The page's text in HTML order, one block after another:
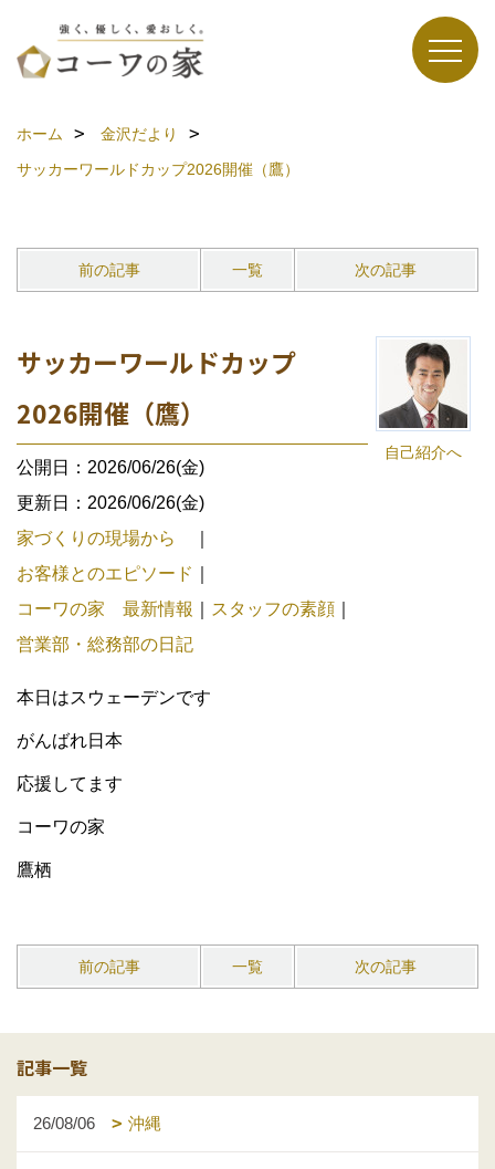
ホーム
金沢だより
サッカーワールドカップ2026開催（鷹）
前の記事 一覧 次の記事
自己紹介へ
サッカーワールドカップ
2026開催（鷹）
公開日：2026/06/26(金)
更新日：2026/06/26(金)
家づくりの現場から
お客様とのエピソード
コーワの家 最新情報
スタッフの素顔
営業部・総務部の日記
本日はスウェーデンです
がんばれ日本
応援してます
コーワの家
鷹栖
前の記事 一覧 次の記事
記事一覧
26/08/06 沖縄